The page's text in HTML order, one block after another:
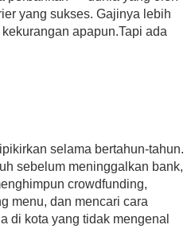
yang sukses. Gajinya lebih
apapun.Tapi ada
selama bertahun-tahun.
sebelum meninggalkan bank,
crowdfunding,
menu, dan mencari cara
di kota yang tidak mengenal